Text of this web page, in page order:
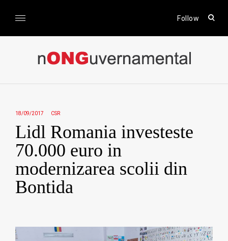
Follow
open
form
nONGuvernamental
18/09/2017 CSR
Lidl Romania investeste
70.000 euro in
modernizarea scolii din
Bontida